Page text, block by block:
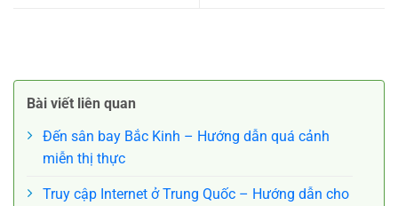
Bài viết liên quan
Đến sân bay Bắc Kinh – Hướng dẫn quá cảnh
miễn thị thực
Truy cập Internet ở Trung Quốc – Hướng dẫn cho